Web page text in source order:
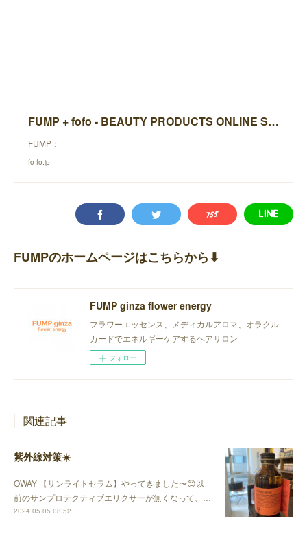
FUMP + fofo - BEAUTY PRODUCTS ONLINE STORE -
FUMP：
fo-fo.jp
FUMPのホームページはこちらから⬇︎
FUMP ginza flower energy
フラワーエッセンス、メディカルアロマ、オラクル
カードでエネルギーケアするヘアサロン
フォロー
関連記事
紫外線対策☀️
OWAY 【サンライトセラム】やってきました〜😊以
前のサンプロテクティブエリクサーが無くなって、…
2024.05.05 08:52